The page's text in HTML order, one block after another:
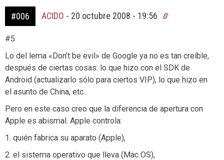
#006 ACIDO - 20 octubre 2008 - 19:56
#5
Lo del lema «Don’t be evil» de Google ya no es tan creíble,
después de ciertas cosas: lo que hizo con el SDK de
Android (actualizarlo sólo para ciertos VIP), lo que hizo en
el asunto de China, etc..
Pero en este caso creo que la diferencia de apertura con
Apple es abismal. Apple controla:
1. quién fabrica su aparato (Apple),
2. el sistema operativo que lleva (Mac OS),